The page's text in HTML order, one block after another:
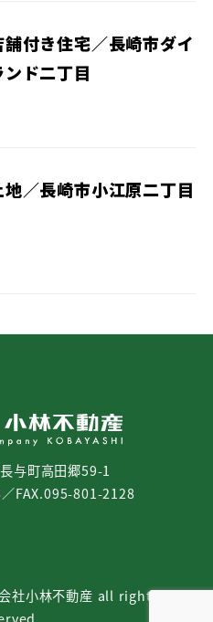
舗付き住宅／長崎市ダイ
ド二丁目
地／長崎市小江原二丁目
与町高田郷59-1
FAX.095-801-2128
社小林不動産 all rights